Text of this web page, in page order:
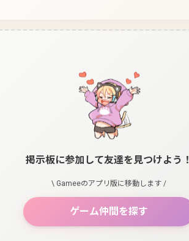
掲示板に参加して友達を見つけよう！
\ Gameeのアプリ版に移動します /
ゲーム仲間を探す